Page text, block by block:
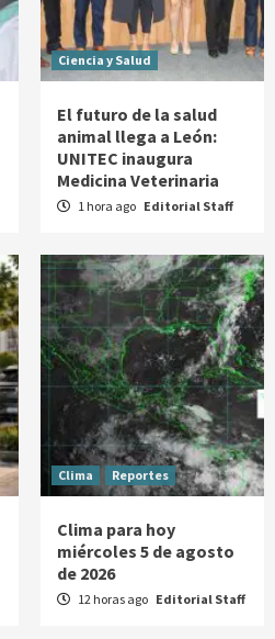
Ciencia y Salud
El futuro de la salud
animal llega a León:
UNITEC inaugura
Medicina Veterinaria
1 hora ago Editorial Staff
Clima Reportes
Clima para hoy
miércoles 5 de agosto
de 2026
12 horas ago Editorial Staff